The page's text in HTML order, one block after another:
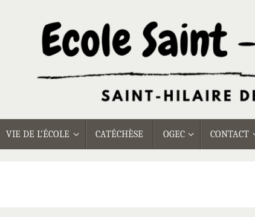
VIE DE L’ÉCOLE CATÉCHÈSE OGEC CONTACT